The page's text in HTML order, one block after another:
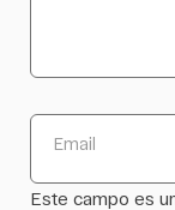
Email
Este campo es